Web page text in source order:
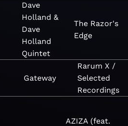
Dave
Holland &
Dave
Holland
Quintet
The Razor's
Edge
Gateway
Rarum X /
Selected
Recordings
AZIZA (feat.